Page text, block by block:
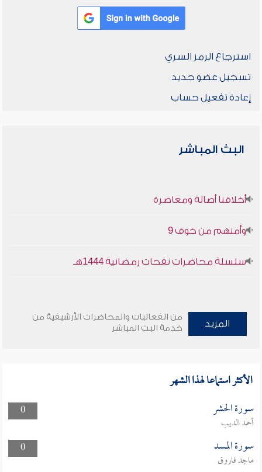
استرجاع الرمز السري
تسجيل عضو جديد
إعادة تفعيل حساب
البث المباشر
أخلاقنا أصالة ومعاصرة
وأمنهم من خوف 9
سلسلة محاضرات نفحات رمضانية 1444هـ
المزيد
من الفعاليات والمحاضرات الأرشيفية من
خدمة البث المباشر
الأكثر استماعا لهذا الشهر
0 سورة الحشر
أحمد الديب
0
سورة المسد
ماجد فاروق